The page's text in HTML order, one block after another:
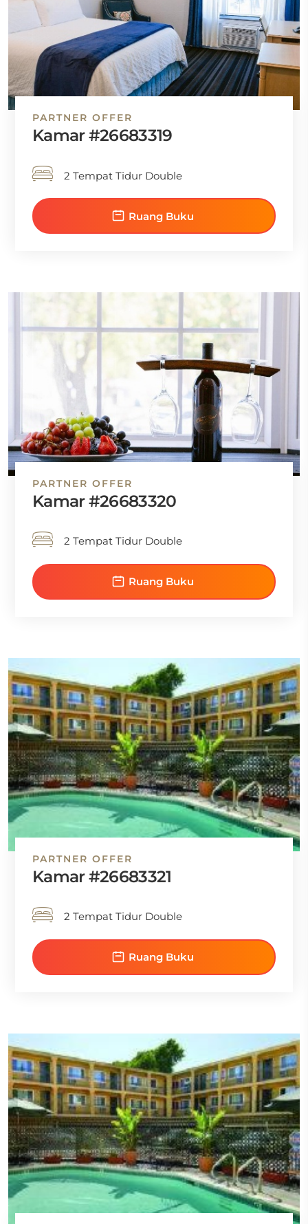
PARTNER OFFER
Kamar #26683319
2 Tempat Tidur Double
Ruang Buku
PARTNER OFFER
Kamar #26683320
2 Tempat Tidur Double
Ruang Buku
PARTNER OFFER
Kamar #26683321
2 Tempat Tidur Double
Ruang Buku